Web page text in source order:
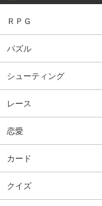
簡単操作でさくさ
コアなカードゲー
▼レアカードを集め
思わず集めたくな
「オーダー＆カオ
再現！
▼豊富なクエスト！
ソロクエストに挑
4種族、4クラス、
キを編成しよう！
ＲＰＧ
パズル
シューティング
レース
恋愛
カード
クイズ